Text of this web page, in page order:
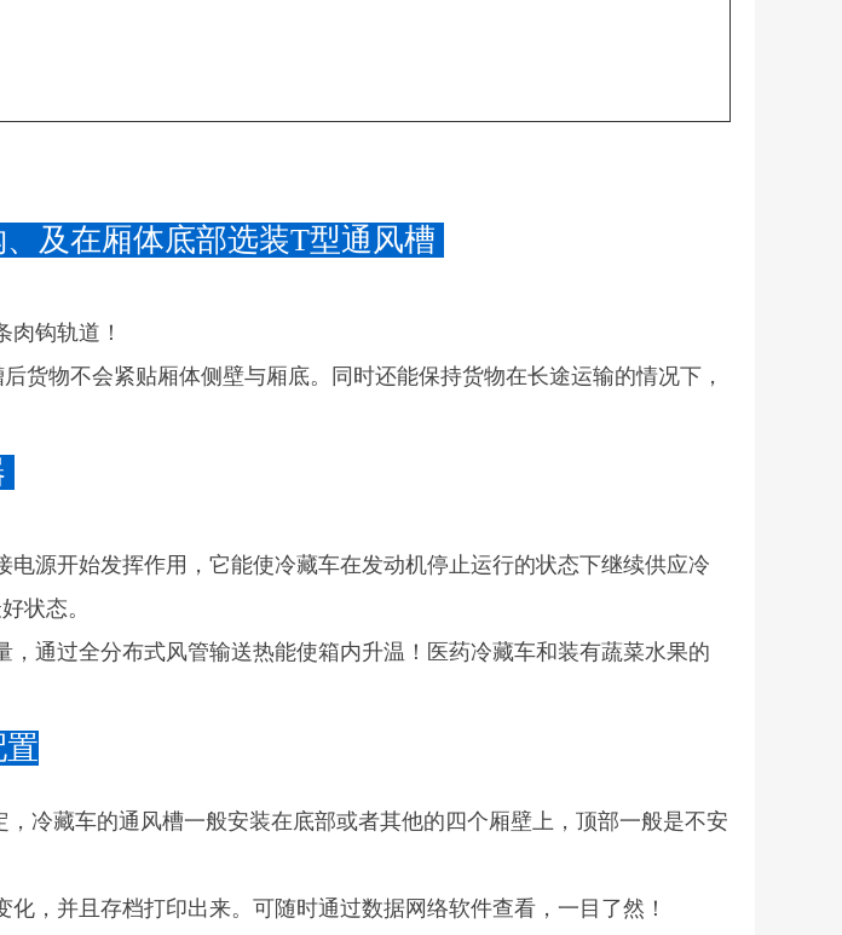
及在厢体底部选装T型通风槽
钩轨道！
货物不会紧贴厢体侧壁与厢底。同时还能保持货物在长途运输的情况下，
源开始发挥作用，它能使冷藏车在发动机停止运行的状态下继续供应冷
状态。
通过全分布式风管输送热能使箱内升温！医药冷藏车和装有蔬菜水果的
冷藏车的通风槽一般安装在底部或者其他的四个厢壁上，顶部一般是不安
，并且存档打印出来。可随时通过数据网络软件查看，一目了然！